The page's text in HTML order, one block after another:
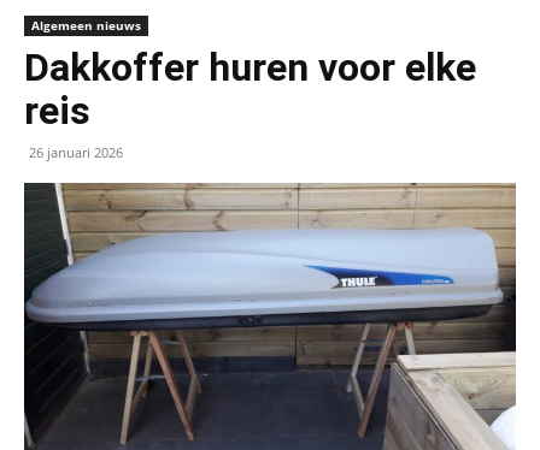
Algemeen nieuws
Dakkoffer huren voor elke
reis
26 januari 2026